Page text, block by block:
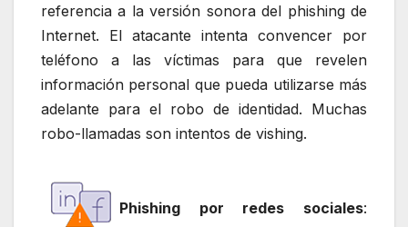
referencia a la versión sonora del phishing de
Internet. El atacante intenta convencer por
teléfono a las víctimas para que revelen
información personal que pueda utilizarse más
adelante para el robo de identidad. Muchas
robo-llamadas son intentos de vishing.
Phishing por redes sociales: